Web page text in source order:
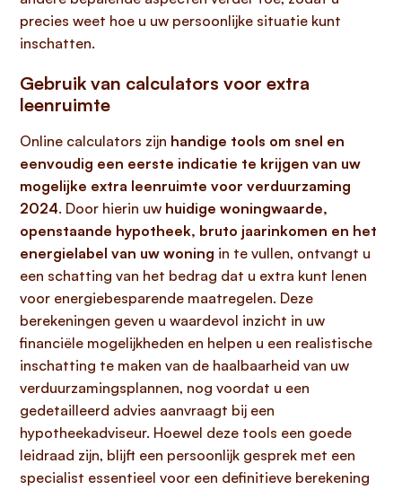
precies weet hoe u uw persoonlijke situatie kunt
inschatten.
Gebruik van calculators voor extra
leenruimte
Online calculators zijn handige tools om snel en
eenvoudig een eerste indicatie te krijgen van uw
mogelijke extra leenruimte voor verduurzaming
2024. Door hierin uw huidige woningwaarde,
openstaande hypotheek, bruto jaarinkomen en het
energielabel van uw woning in te vullen, ontvangt u
een schatting van het bedrag dat u extra kunt lenen
voor energiebesparende maatregelen. Deze
berekeningen geven u waardevol inzicht in uw
financiële mogelijkheden en helpen u een realistische
inschatting te maken van de haalbaarheid van uw
verduurzamingsplannen, nog voordat u een
gedetailleerd advies aanvraagt bij een
hypotheekadviseur. Hoewel deze tools een goede
leidraad zijn, blijft een persoonlijk gesprek met een
specialist essentieel voor een definitieve berekening